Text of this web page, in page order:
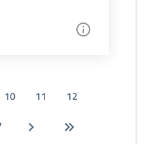
10 11
12